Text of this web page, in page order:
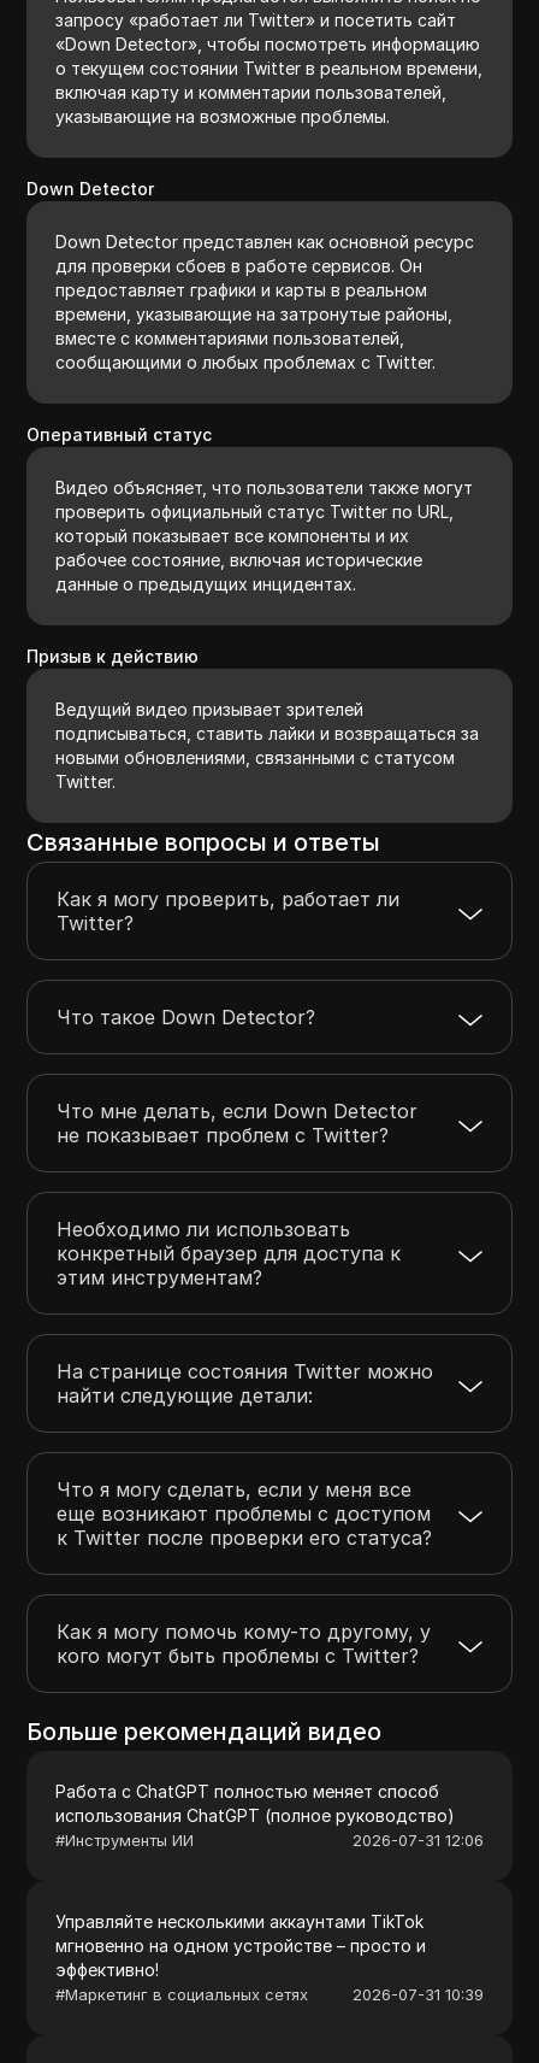
запросу «работает ли Twitter» и посетить сайт
«Down Detector», чтобы посмотреть информацию
о текущем состоянии Twitter в реальном времени,
включая карту и комментарии пользователей,
указывающие на возможные проблемы.
Down Detector
Down Detector представлен как основной ресурс
для проверки сбоев в работе сервисов. Он
предоставляет графики и карты в реальном
времени, указывающие на затронутые районы,
вместе с комментариями пользователей,
сообщающими о любых проблемах с Twitter.
Оперативный статус
Видео объясняет, что пользователи также могут
проверить официальный статус Twitter по URL,
который показывает все компоненты и их
рабочее состояние, включая исторические
данные о предыдущих инцидентах.
Призыв к действию
Ведущий видео призывает зрителей
подписываться, ставить лайки и возвращаться за
новыми обновлениями, связанными с статусом
Twitter.
Связанные вопросы и ответы
Как я могу проверить, работает ли
Twitter?
Что такое Down Detector?
Что мне делать, если Down Detector
не показывает проблем с Twitter?
Необходимо ли использовать
конкретный браузер для доступа к
этим инструментам?
На странице состояния Twitter можно
найти следующие детали:
Что я могу сделать, если у меня все
еще возникают проблемы с доступом
к Twitter после проверки его статуса?
Как я могу помочь кому-то другому, у
кого могут быть проблемы с Twitter?
Больше рекомендаций видео
Работа с ChatGPT полностью меняет способ
использования ChatGPT (полное руководство)
#Инструменты ИИ 2026-07-31 12:06
Управляйте несколькими аккаунтами TikTok
мгновенно на одном устройстве – просто и
эффективно!
#Маркетинг в социальных сетях 2026-07-31 10:39